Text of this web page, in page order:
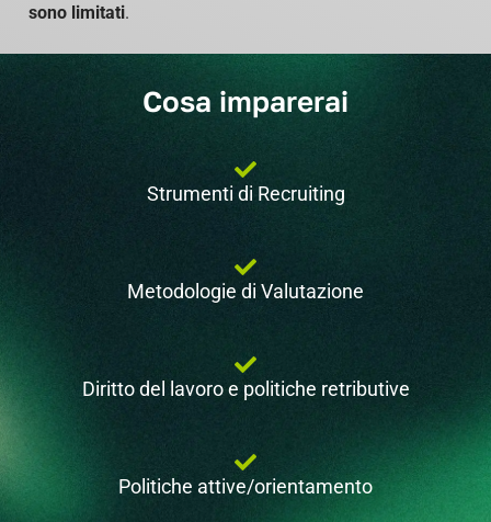
sono limitati.
Cosa imparerai
Strumenti di Recruiting
Metodologie di Valutazione
Diritto del lavoro e politiche retributive
Politiche attive/orientamento